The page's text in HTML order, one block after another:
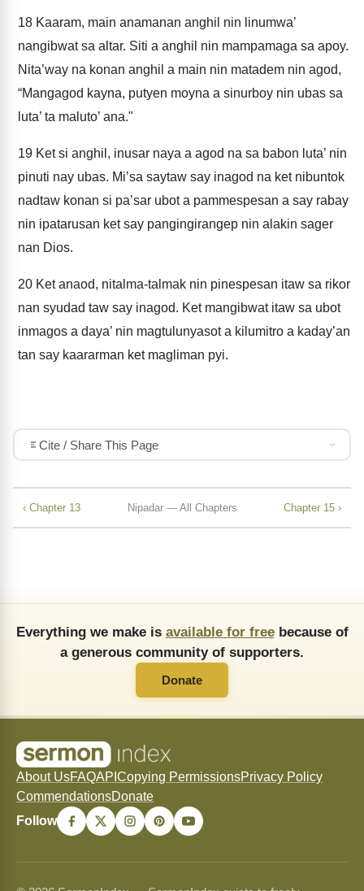
18 Kaaram, main anamanan anghil nin linumwa’
nangibwat sa altar. Siti a anghil nin mampamaga sa apoy.
Nita’way na konan anghil a main nin matadem nin agod,
“Mangagod kayna, putyen moyna a sinurboy nin ubas sa
luta’ ta maluto’ ana."
19 Ket si anghil, inusar naya a agod na sa babon luta’ nin
pinuti nay ubas. Mi’sa saytaw say inagod na ket nibuntok
nadtaw konan si pa’sar ubot a pammespesan a say rabay
nin ipatarusan ket say pangingirangep nin alakin sager
nan Dios.
20 Ket anaod, nitalma-talmak nin pinespesan itaw sa rikor
nan syudad taw say inagod. Ket mangibwat itaw sa ubot
inmagos a daya’ nin magtulunyasot a kilumitro a kaday’an
tan say kaararman ket magliman pyi.
Cite / Share This Page
‹ Chapter 13 Nipadar — All Chapters Chapter 15 ›
Everything we make is available for freebecause of
a generous community of supporters.
Donate
About UsFAQAPI Copying PermissionsPrivacy Policy
CommendationsDonate
Follow